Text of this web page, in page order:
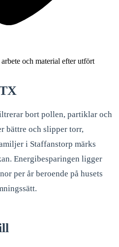
och material efter utfört
bort pollen, partiklar och
bättre och slipper torr,
i Staffanstorp märks
Energibesparingen ligger
per år beroende på husets